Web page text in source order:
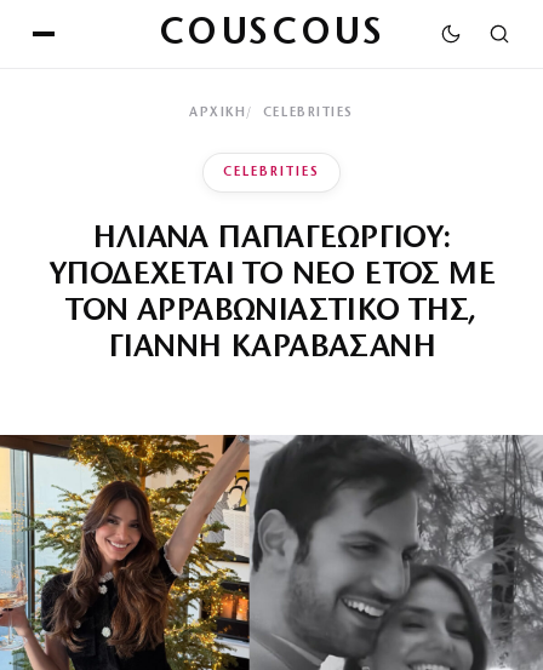
COUSCOUS
ΑΡΧΙΚΉ CELEBRITIES
CELEBRITIES
ΗΛΙΑΝΑ ΠΑΠΑΓΕΩΡΓΙΟΥ:
ΥΠΟΔΕΧΕΤΑΙ ΤΟ ΝΕΟ ΕΤΟΣ ΜΕ
ΤΟΝ ΑΡΡΑΒΩΝΙΑΣΤΙΚΟ ΤΗΣ,
ΓΙΑΝΝΗ ΚΑΡΑΒΑΣΑΝΗ